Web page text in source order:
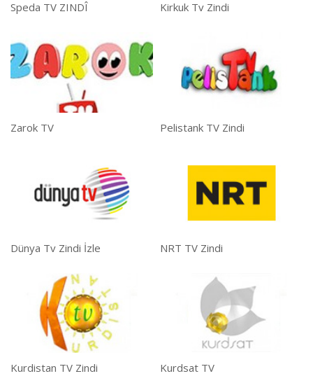
Speda TV ZINDÎ Kirkuk Tv Zindi
Zarok TV Pelistank TV Zindi
Dünya Tv Zindi İzle NRT TV Zindi
Kurdistan TV Zindi Kurdsat TV